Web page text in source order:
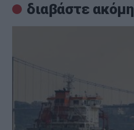
διαβάστε ακόμη